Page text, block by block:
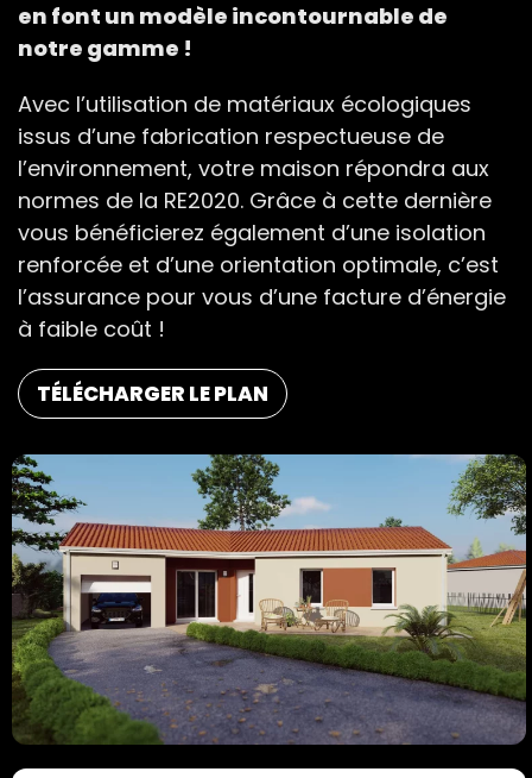
en font un modèle incontournable de
notre gamme !
Avec l’utilisation de matériaux écologiques
issus d’une fabrication respectueuse de
l’environnement, votre maison répondra aux
normes de la RE2020. Grâce à cette dernière
vous bénéficierez également d’une isolation
renforcée et d’une orientation optimale, c’est
l’assurance pour vous d’une facture d’énergie
à faible coût !
TÉLÉCHARGER LE PLAN